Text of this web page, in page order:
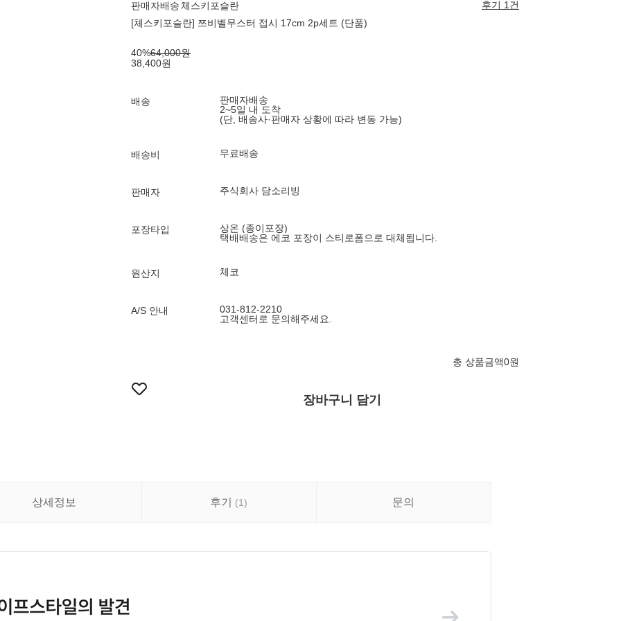
판매자배송 체스키포슬란
후기 1건
[체스키포슬란] 쯔비벨무스터 접시 17cm 2p세트 (단품)
40%64,000원
38,400원
배송
판매자배송
2~5일 내 도착
(단, 배송사·판매자 상황에 따라 변동 가능)
배송비 무료배송
판매자 주식회사 담소리빙
포장타입
상온 (종이포장)
택배배송은 에코 포장이 스티로폼으로 대체됩니다.
원산지 체코
A/S 안내
031-812-2210
고객센터로 문의해주세요.
총 상품금액0원
장바구니 담기
상세정보 후기 (1) 문의